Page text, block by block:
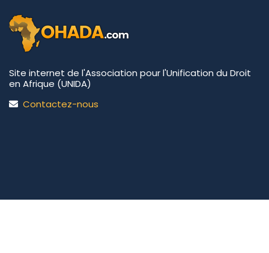
Site internet de l'Association pour l'Unification du Droit
en Afrique (UNIDA)
Contactez-nous